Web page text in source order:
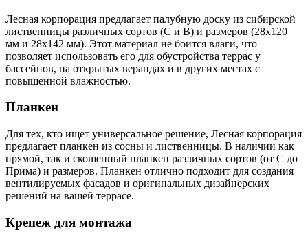
Лесная корпорация предлагает палубную доску из сибирской
лиственницы различных сортов (С и В) и размеров (28x120
мм и 28x142 мм). Этот материал не боится влаги, что
позволяет использовать его для обустройства террас у
бассейнов, на открытых верандах и в других местах с
повышенной влажностью.
Планкен
Для тех, кто ищет универсальное решение, Лесная корпорация
предлагает планкен из сосны и лиственницы. В наличии как
прямой, так и скошенный планкен различных сортов (от С до
Прима) и размеров. Планкен отлично подходит для создания
вентилируемых фасадов и оригинальных дизайнерских
решений на вашей террасе.
Крепеж для монтажа